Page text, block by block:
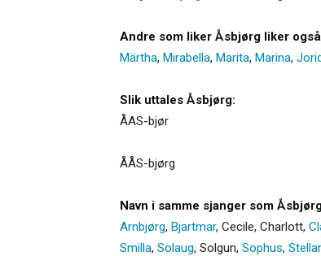
Andre som liker Åsbjørg liker
Märtha, Mirabella, Marita, Marina,
Slik uttales Åsbjørg:
ÅAS-bjør
ÅÅS-bjørg
Navn i samme sjanger som
Arnbjørg, Bjartmar, Cecile, Charlott,
Smilla, Solaug, Solgun, Sophus,